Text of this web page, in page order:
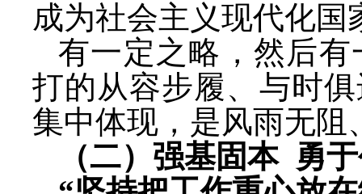
成为社会主义现代化国
有一定之略，然后
打的从容步履、与时
集中体现，是风雨无阻
（二）强基固本 勇